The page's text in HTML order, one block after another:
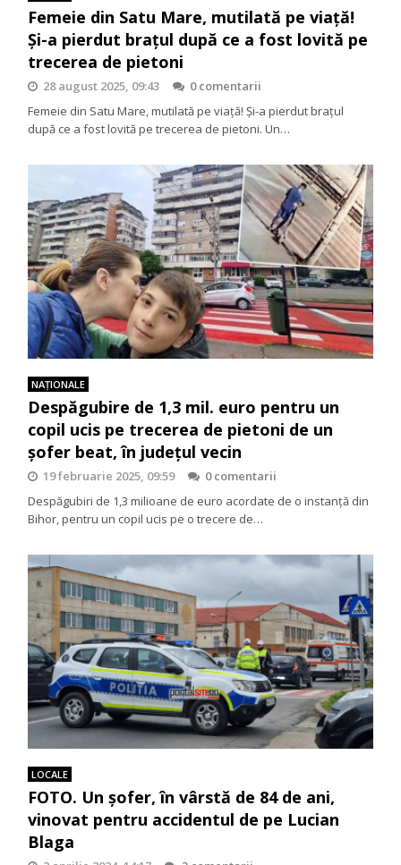
Femeie din Satu Mare, mutilată pe viață!
Și-a pierdut brațul după ce a fost lovită pe
trecerea de pietoni
28 august 2025, 09:43
0 comentarii
Femeie din Satu Mare, mutilată pe viață! Și-a pierdut brațul
după ce a fost lovită pe trecerea de pietoni. Un…
NAŢIONALE
Despăgubire de 1,3 mil. euro pentru un
copil ucis pe trecerea de pietoni de un
șofer beat, în județul vecin
19 februarie 2025, 09:59
0 comentarii
Despăgubiri de 1,3 milioane de euro acordate de o instanță din
Bihor, pentru un copil ucis pe o trecere de…
LOCALE
FOTO. Un șofer, în vârstă de 84 de ani,
vinovat pentru accidentul de pe Lucian
Blaga